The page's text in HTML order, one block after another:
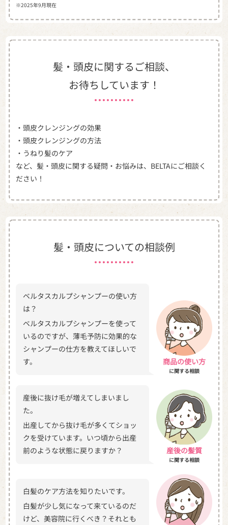
※2025年9月現在
髪・頭皮に関するご相談、
お待ちしています！
・頭皮クレンジングの効果
・頭皮クレンジングの方法
・うねり髪のケア
など、髪・頭皮に関する疑問・お悩みは、 BELTAにご相談く
ださい！
髪・頭皮についての相談例
ベルタスカルプシャンプーの使い方
は？
ベルタスカルプシャンプーを使って
いるのですが、薄毛予防に効果的な
シャンプーの仕方を教えてほしいで
す。
商品の使い方
に関する相談
産後に抜け毛が増えてしまいまし
た。
出産してから抜け毛が多くてショッ
クを受けています。いつ頃から出産
前のような状態に戻りますか？
産後の髪質
に関する相談
白髪のケア方法を知りたいです。
白髪が少し気になって来ているのだ
けど、美容院に行くべき？それとも